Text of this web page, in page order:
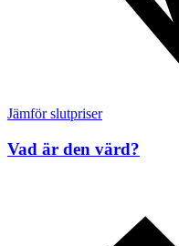
Jämför slutpriser
Vad är den värd?